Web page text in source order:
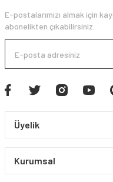
E-postalarımızı almak için
abonelikten çıkabilirsiniz.
Üyelik
Kurumsal